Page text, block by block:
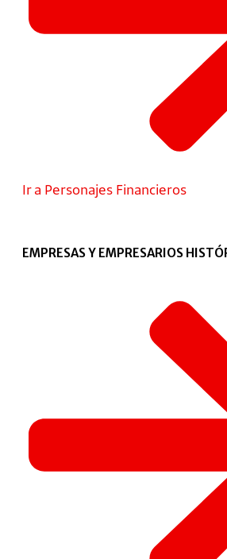
Ir a Personajes Financieros
EMPRESAS Y EMPRESARIOS